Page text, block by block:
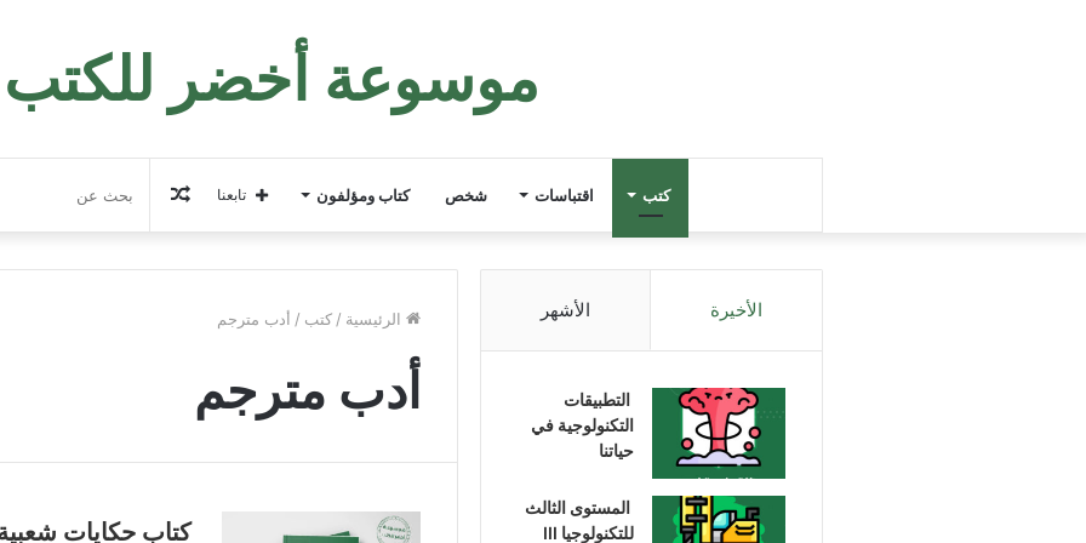
موسوعة أخضر للكتب
كتب اقتباسات شخص كتاب ومؤلفون مقال
عشوائي
تابعنا
الرئيسية / كتب / أدب مترجم
أدب مترجم
كتاب حكايات
الأخيرة الأشهر
التطبيقات
التكنولوجية في
حياتنا
المستوى الثالث
للتكنولوجيا III